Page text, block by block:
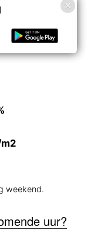
weekend.
uur?